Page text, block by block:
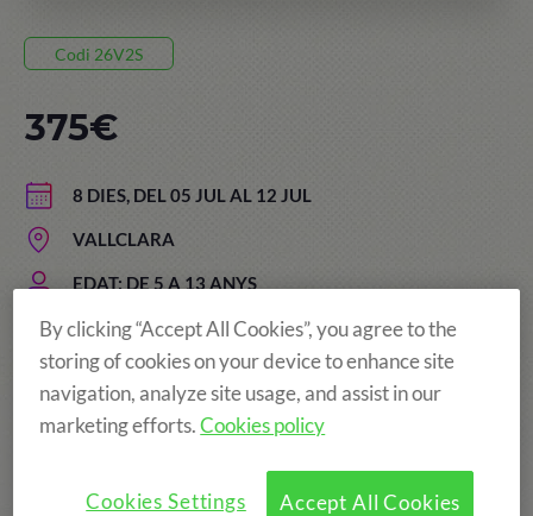
Codi 26V2S
8 DIES, DEL 05 JUL AL 12 JUL
VALLCLARA
EDAT: DE 5 A 13 ANYS
375€
By clicking “Accept All Cookies”, you agree to the
storing of cookies on your device to enhance site
navigation, analyze site usage, and assist in our
marketing efforts.Cookies policy
Accept All Cookies
Cookies Settings